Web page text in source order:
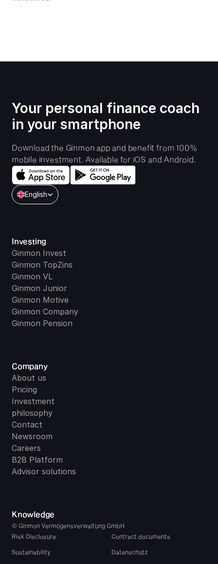
Your personal finance coach
in your smartphone
Download the Ginmon app and benefit from 100%
mobile investment. Available for iOS and Android.
Select Language
English
Investing
Ginmon Invest
Ginmon TopZins
Ginmon VL
Ginmon Junior
Ginmon Motive
Ginmon Company
Ginmon Pension
Company
About us
Pricing
Investment
philosophy
Contact
Newsroom
Careers
B2B Platform
Advisor solutions
Knowledge
© Ginmon Vermögensverwaltung GmbH
Risk Disclosure
Contract documents
Sustainability Datenschutz